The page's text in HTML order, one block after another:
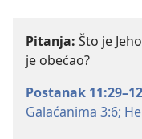
Pitanja: Što je
je obećao?
Postanak
Galaćanima 3:6;